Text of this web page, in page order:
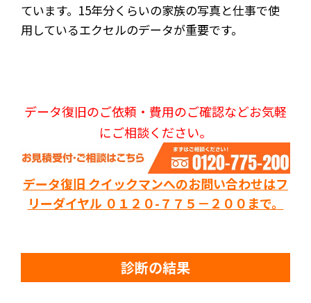
ています。15年分くらいの家族の写真と仕事で使
用しているエクセルのデータが重要です。
データ復旧のご依頼・費用のご確認などお気軽
にご相談ください。
データ復旧 クイックマンへのお問い合わせはフ
リーダイヤル ０１２０-７７５－２００まで。
診断の結果